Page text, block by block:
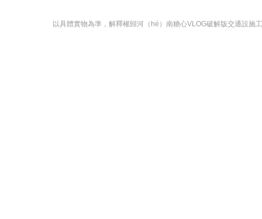
以具體實物為準，解釋權歸河（hé）南糖心VLOG破解版交通設施